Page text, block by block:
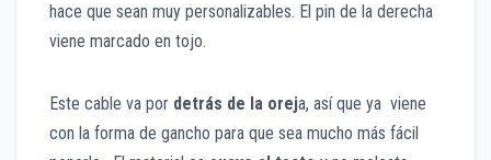
hace que sean muy personalizables. El pin de la derecha
viene marcado en tojo.
Este cable va por detrás de la oreja, así que ya viene
con la forma de gancho para que sea mucho más fácil